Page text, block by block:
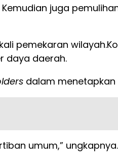
juga
pemekaran
daya daerah.
dalam
umum,” ungkapnya.